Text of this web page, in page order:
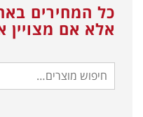
כל המחירים
אלא אם מצויין